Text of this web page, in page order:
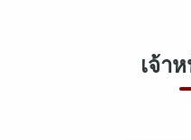
เจ้า